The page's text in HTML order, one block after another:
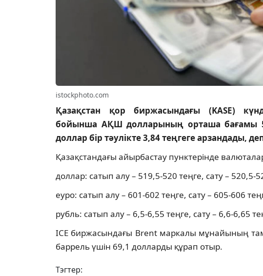
istockphoto.com
Қазақстан қор биржасындағы (KASE)
бойынша АҚШ долларының орташа бағамы
доллар бір тәулікте 3,84 теңгеге арзандады,
Қазақстандағы айырбастау пунктерінде
доллар: сатып алу – 519,5-520 теңге, сату – 520,5-
еуро: сатып алу – 601-602 теңге, сату – 605-606
рубль: сатып алу – 6,5-6,55 теңге, сату – 6,6-6,65
ICE биржасындағы Brent маркалы мұнайының
баррель үшін 69,1 долларды құрап отыр.
Тэгтер: